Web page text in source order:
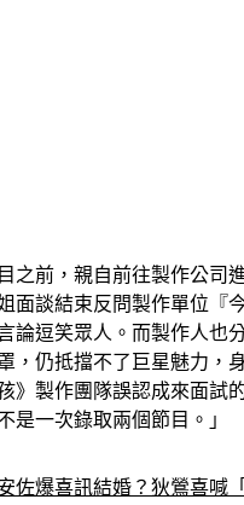
之前，親自前往製作公司
面談結束反問製作單位『
論逗笑眾人。而製作人也
，仍抵擋不了巨星魅力，
》製作團隊誤認成來面試
是一次錄取兩個節目。」
佐爆喜訊結婚？狄鶯喜喊